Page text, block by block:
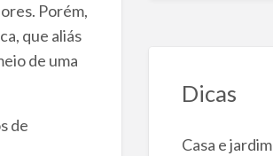
Porém,
que aliás
de uma
de
Dicas
Casa e jardim